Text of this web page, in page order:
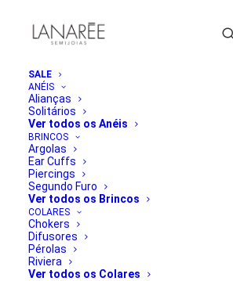
SALE
ANÉIS
Alianças
Solitários
Ver todos os Anéis
BRINCOS
Argolas
Ear Cuffs
Piercings
Segundo Furo
Ver todos os Brincos
COLARES
Chokers
Difusores
Pérolas
Riviera
Ver todos os Colares